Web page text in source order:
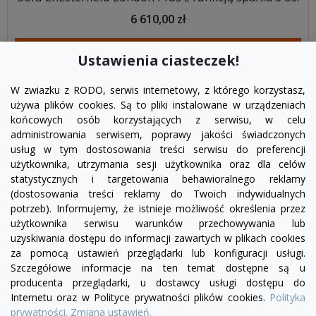
6 610,00 zł
FacebookYouTubePinterest
Ustawienia ciasteczek!
W zwiazku z RODO, serwis internetowy, z którego korzystasz,
używa plików cookies. Są to pliki instalowane w urządzeniach
końcowych osób korzystających z serwisu, w celu
administrowania serwisem, poprawy jakości świadczonych
usług w tym dostosowania treści serwisu do preferencji
użytkownika, utrzymania sesji użytkownika oraz dla celów
statystycznych i targetowania behawioralnego reklamy
(dostosowania treści reklamy do Twoich indywidualnych
potrzeb). Informujemy, że istnieje możliwość określenia przez
użytkownika serwisu warunków przechowywania lub
uzyskiwania dostępu do informacji zawartych w plikach cookies
za pomocą ustawień przeglądarki lub konfiguracji usługi.
Szczegółowe informacje na ten temat dostępne są u
producenta przeglądarki, u dostawcy usługi dostępu do
Internetu oraz w Polityce prywatności plików cookies. Polityka
prywatności. Zmiana ustawień.
PRODUKTY

INFORMACJE
